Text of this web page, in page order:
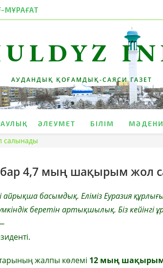
МҰРАҒАТ
АУДАНДЫҚ ҚОҒАМДЫҚ-САЯСИ ГАЗЕТ
ӘЛЕУМЕТ БІЛІМ
салынады
бар 4,7 мың шақырым жол
басымдық. Еліміз Еуразия
беретін артықшылық. Біз кейінгі
жалпы көлемі 12 мың